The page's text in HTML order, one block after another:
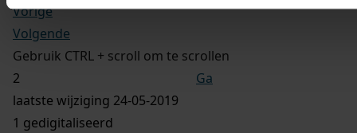
Vorige
Volgende
Gebruik CTRL + scroll om te scrollen
Ga
laatste wijziging 24-05-2019
1 gedigitaliseerd